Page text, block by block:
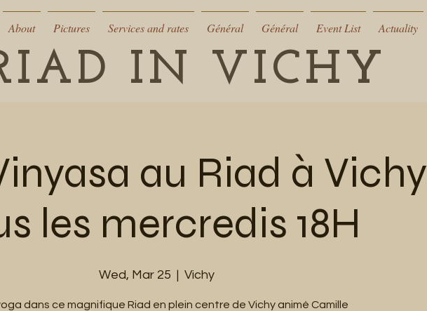
About Pictures Services and rates Général Général Event List Actuality
IN VICHY
au Riad à Vichy
les mercredis 18H
Wed, Mar 25
  |
Vichy
dans ce magnifique Riad en plein centre de Vichy animé Camille